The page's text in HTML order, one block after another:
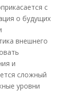
с
о будущих
внешнего
и
сложный
уровни